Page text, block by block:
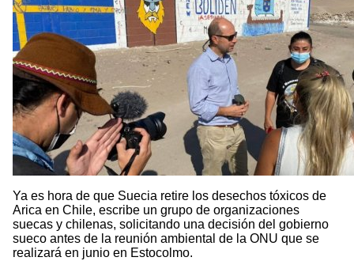
Ya es hora de que Suecia retire los desechos tóxicos de
Arica en Chile, escribe un grupo de organizaciones
suecas y chilenas, solicitando una decisión del gobierno
sueco antes de la reunión ambiental de la ONU que se
realizará en junio en Estocolmo.